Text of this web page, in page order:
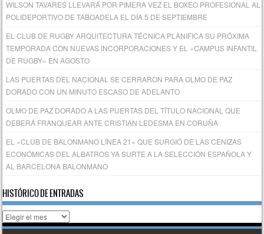
WILSON TAVARES LLEVARÁ POR PIMERA VEZ EL BOXEO PROFESIONAL AL
POLIDEPORTIVO DE TABOADELA EL DÍA 5 DE SEPTIEMBRE
EL CLUB DE RUGBY ARQUITECTURA TÉCNICA PLANIFICA SU PRÓXIMA
TEMPORADA CON NUEVAS INCORPORACIONES Y EL «CAMPUS INFANTIL
DE RUGBY» EN AGOSTO
LAS PUERTAS DEL NACIONAL SE CERRARON PARA OLMO DE PAZ
DORADO CON UN MINUTO ESCASO DE ADELANTO
OLMO DE PAZ DORADO A LAS PUERTAS DEL TÍTULO NACIONAL QUE
DEBERÁ FRANQUEAR ANTE CRISTIAN LEDESMA EN CORUÑA
EL «CLUB DE BALONMANO LÍNEA 21» QUE SURGIÓ DE LAS CENIZAS
ECONÓMICAS DEL ALBATROS YA SURTE A LA SELECCIÓN ESPAÑOLA Y
AL BARCELONA BALONMANO
HISTÓRICO DE ENTRADAS
Histórico
de